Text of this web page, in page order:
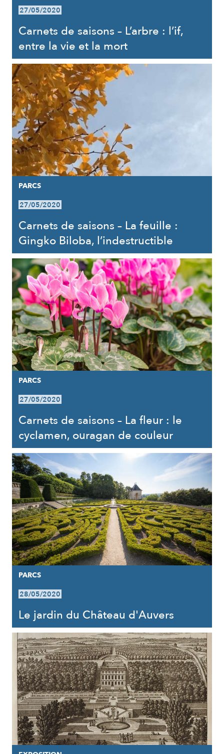
27/05/2020
Carnets de saisons – L’arbre : l’if,
entre la vie et la mort
PARCS
27/05/2020
Carnets de saisons – La feuille :
Gingko Biloba, l’indestructible
PARCS
27/05/2020
Carnets de saisons – La fleur : le
cyclamen, ouragan de couleur
PARCS
28/05/2020
Le jardin du Château d'Auvers